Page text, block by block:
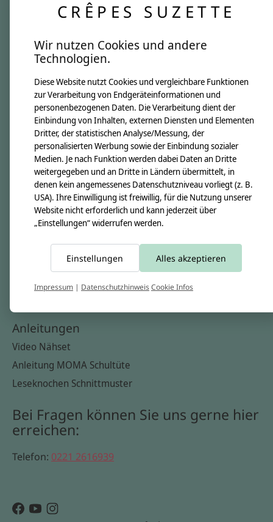
Über uns
Unsere Creppies
Nähkästchen
Unsere Stoffe
Impressum
Informationen
Kontakt
Versandkosten & Rücksendungen
Zahlungsarten
Widerrufsbelehrung
Anleitungen
Video Nähset
Anleitung MOMA Schultüte
Leseknochen Schnittmuster
Bei Fragen können Sie uns gerne hier
erreichen:
Telefon: 0221 2616939
CRÊPES SUZETTE
Wir nutzen Cookies und andere
Technologien.
Diese Website nutzt Cookies und vergleichbare Funktionen
zur Verarbeitung von Endgeräteinformationen und
personenbezogenen Daten. Die Verarbeitung dient der
Einbindung von Inhalten, externen Diensten und Elementen
Dritter, der statistischen Analyse/Messung, der
personalisierten Werbung sowie der Einbindung sozialer
Medien. Je nach Funktion werden dabei Daten an Dritte
weitergegeben und an Dritte in Ländern übermittelt, in
denen kein angemessenes Datenschutzniveau vorliegt (z. B.
USA). Ihre Einwilligung ist freiwillig, für die Nutzung unserer
Website nicht erforderlich und kann jederzeit über
„Einstellungen“ widerrufen werden.
Einstellungen Alles akzeptieren
Impressum | DatenschutzhinweisCookie Infos